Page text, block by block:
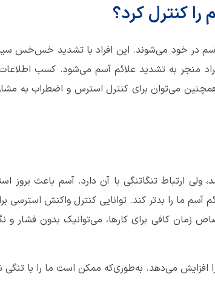
را کنترل کرد؟
آسم در خود می‌شوند. این افراد با تشدید خس‌خس
منجر به تشدید علائم آسم می‌شود. کسب
می‌توان برای کنترل استرس و اضطراب به
ولی ارتباط تنگاتنگی با آن دارد. آسم باعث
آسم ما را بدتر کند. توانایی کنترل واکنش استرسی
زمان کافی برای کارها، می‌توانیک بدون فشار و
افزایش می‌دهد. به‌طوری‌که ممکن است ما را با